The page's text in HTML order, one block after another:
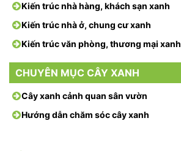
Kiến trúc nhà hàng, khách sạn xanh
Kiến trúc nhà ở, chung cư xanh
Kiến trúc văn phòng, thương mại xanh
CHUYÊN MỤC CÂY XANH
Cây xanh cảnh quan sân vườn
Hướng dẫn chăm sóc cây xanh